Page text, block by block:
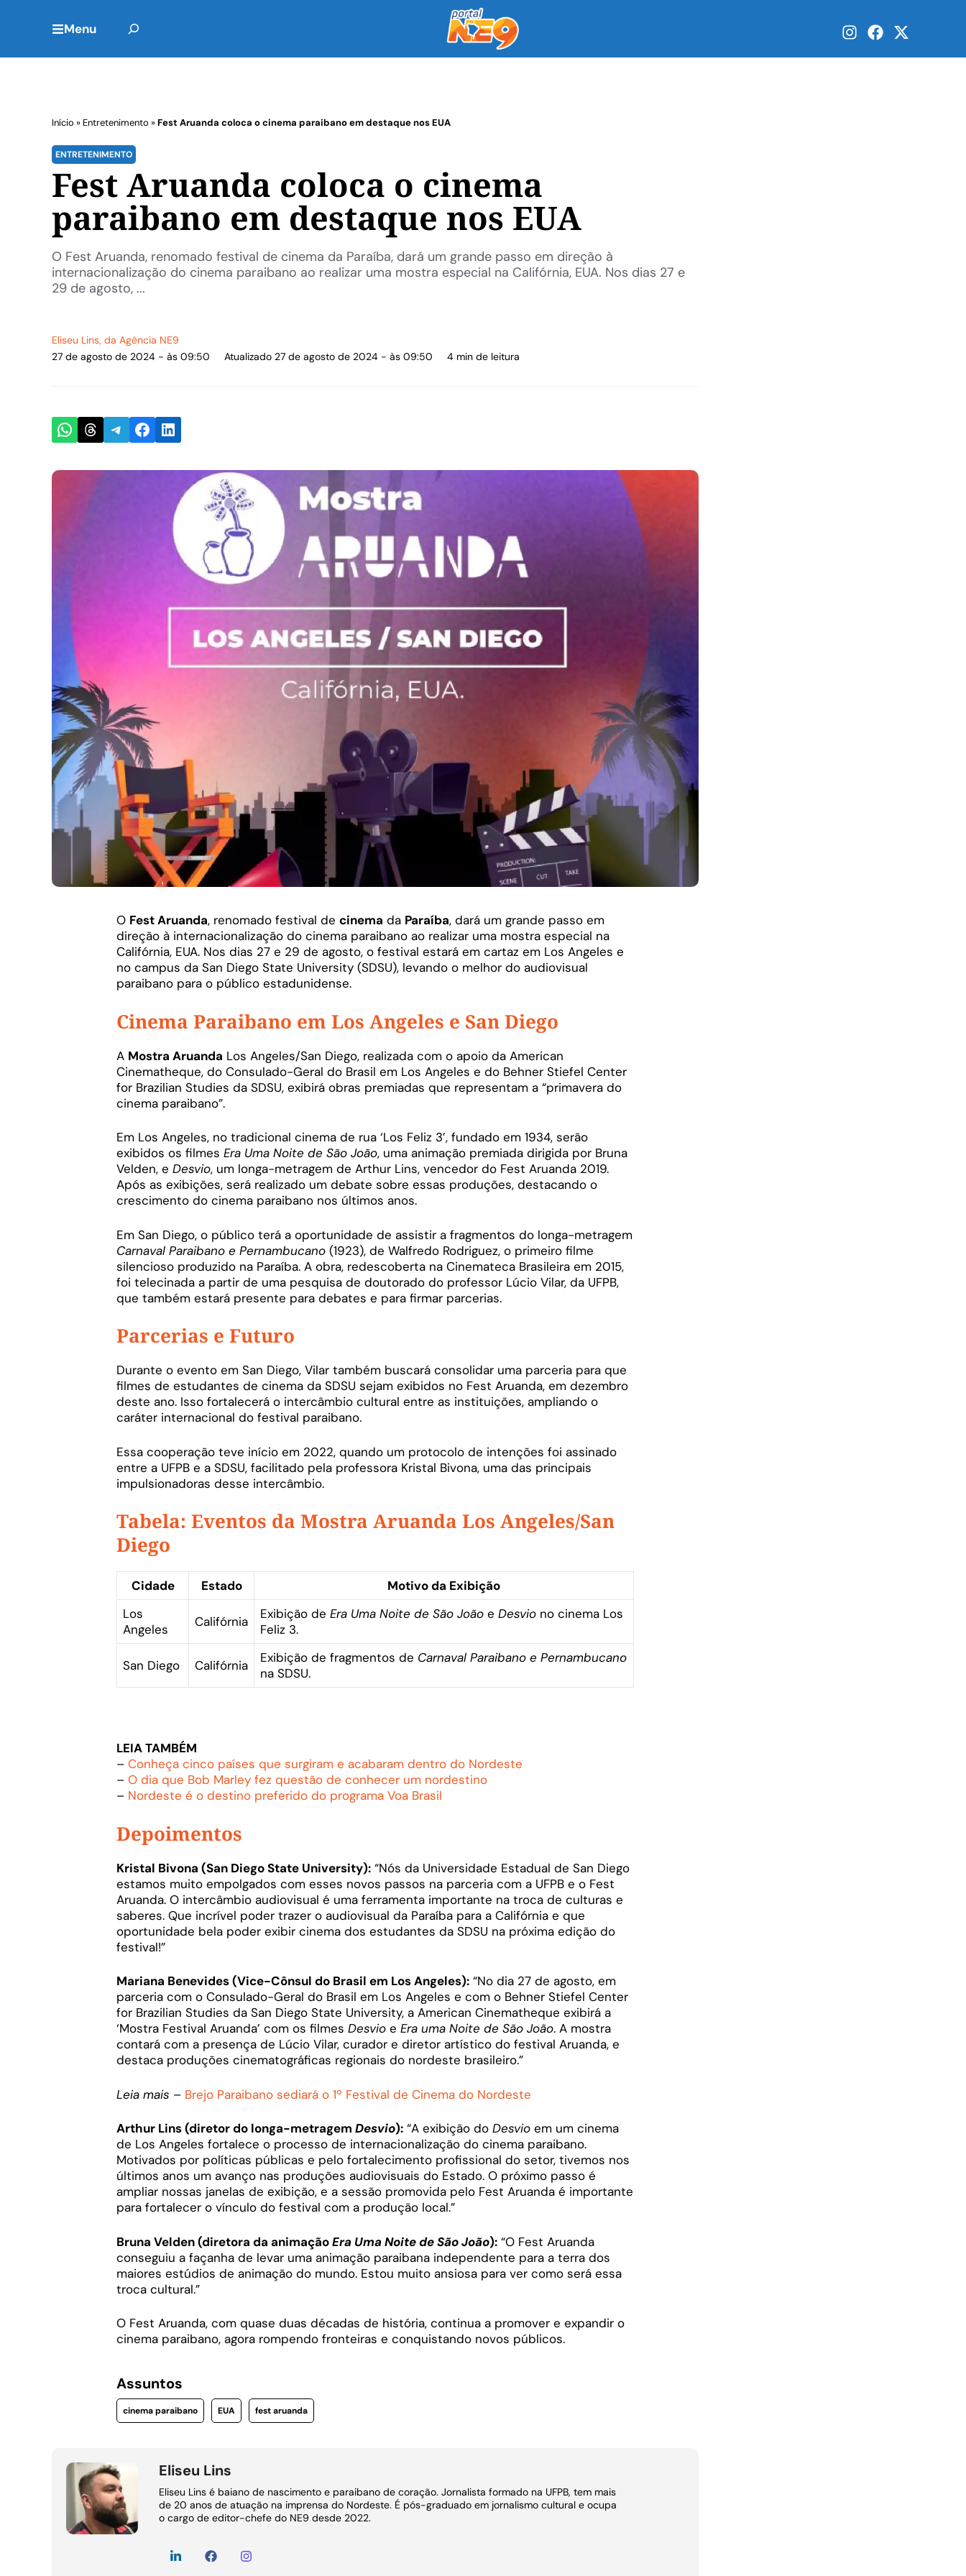
Menu
Início » Entretenimento »Fest Aruanda coloca o cinema paraibano em destaque nos EUA
ENTRETENIMENTO
Fest Aruanda coloca o cinema
paraibano em destaque nos EUA
O Fest Aruanda, renomado festival de cinema da Paraíba, dará um grande passo em direção à
internacionalização do cinema paraibano ao realizar uma mostra especial na Califórnia, EUA. Nos dias 27 e
29 de agosto, ...
Eliseu Lins, da Agência NE9
27 de agosto de 2024 - às 09:50
Atualizado 27 de agosto de 2024 - às 09:50 4 min de leitura
Share on WhatsApp
Share on Threads
Share on Telegram
Share on Facebook
Share on LinkedIn
O Fest Aruanda, renomado festival de cinema da Paraíba, dará um grande passo em
direção à internacionalização do cinema paraibano ao realizar uma mostra especial na
Califórnia, EUA. Nos dias 27 e 29 de agosto, o festival estará em cartaz em Los Angeles e
no campus da San Diego State University (SDSU), levando o melhor do audiovisual
paraibano para o público estadunidense.
Cinema Paraibano em Los Angeles e San Diego
A Mostra Aruanda Los Angeles/San Diego, realizada com o apoio da American
Cinematheque, do Consulado-Geral do Brasil em Los Angeles e do Behner Stiefel Center
for Brazilian Studies da SDSU, exibirá obras premiadas que representam a “primavera do
cinema paraibano”.
Em Los Angeles, no tradicional cinema de rua ‘Los Feliz 3’, fundado em 1934, serão
exibidos os filmes Era Uma Noite de São João, uma animação premiada dirigida por Bruna
Velden, e Desvio, um longa-metragem de Arthur Lins, vencedor do Fest Aruanda 2019.
Após as exibições, será realizado um debate sobre essas produções, destacando o
crescimento do cinema paraibano nos últimos anos.
Em San Diego, o público terá a oportunidade de assistir a fragmentos do longa-metragem
Carnaval Paraibano e Pernambucano (1923), de Walfredo Rodriguez, o primeiro filme
silencioso produzido na Paraíba. A obra, redescoberta na Cinemateca Brasileira em 2015,
foi telecinada a partir de uma pesquisa de doutorado do professor Lúcio Vilar, da UFPB,
que também estará presente para debates e para firmar parcerias.
Parcerias e Futuro
Durante o evento em San Diego, Vilar também buscará consolidar uma parceria para que
filmes de estudantes de cinema da SDSU sejam exibidos no Fest Aruanda, em dezembro
deste ano. Isso fortalecerá o intercâmbio cultural entre as instituições, ampliando o
caráter internacional do festival paraibano.
Essa cooperação teve início em 2022, quando um protocolo de intenções foi assinado
entre a UFPB e a SDSU, facilitado pela professora Kristal Bivona, uma das principais
impulsionadoras desse intercâmbio.
Tabela: Eventos da Mostra Aruanda Los Angeles/San
Diego
Cidade Estado
Motivo da Exibição
Los
Angeles
Califórnia Exibição de Era Uma Noite de São João e Desvio no cinema Los
Feliz 3.
San Diego Califórnia Exibição de fragmentos de Carnaval Paraibano e Pernambucano
na SDSU.
LEIA TAMBÉM
– Conheça cinco países que surgiram e acabaram dentro do Nordeste
– O dia que Bob Marley fez questão de conhecer um nordestino
– Nordeste é o destino preferido do programa Voa Brasil
Depoimentos
Kristal Bivona (San Diego State University): “Nós da Universidade Estadual de San Diego
estamos muito empolgados com esses novos passos na parceria com a UFPB e o Fest
Aruanda. O intercâmbio audiovisual é uma ferramenta importante na troca de culturas e
saberes. Que incrível poder trazer o audiovisual da Paraíba para a Califórnia e que
oportunidade bela poder exibir cinema dos estudantes da SDSU na próxima edição do
festival!”
Mariana Benevides (Vice-Cônsul do Brasil em Los Angeles): “No dia 27 de agosto, em
parceria com o Consulado-Geral do Brasil em Los Angeles e com o Behner Stiefel Center
for Brazilian Studies da San Diego State University, a American Cinematheque exibirá a
‘Mostra Festival Aruanda’ com os filmes Desvio e Era uma Noite de São João. A mostra
contará com a presença de Lúcio Vilar, curador e diretor artístico do festival Aruanda, e
destaca produções cinematográficas regionais do nordeste brasileiro.”
Leia mais – Brejo Paraibano sediará o 1º Festival de Cinema do Nordeste
Arthur Lins (diretor do longa-metragem Desvio): “A exibição do Desvio em um cinema
de Los Angeles fortalece o processo de internacionalização do cinema paraibano.
Motivados por políticas públicas e pelo fortalecimento profissional do setor, tivemos nos
últimos anos um avanço nas produções audiovisuais do Estado. O próximo passo é
ampliar nossas janelas de exibição, e a sessão promovida pelo Fest Aruanda é importante
para fortalecer o vínculo do festival com a produção local.”
Bruna Velden (diretora da animaçãoEra Uma Noite de São João): “O Fest Aruanda
conseguiu a façanha de levar uma animação paraibana independente para a terra dos
maiores estúdios de animação do mundo. Estou muito ansiosa para ver como será essa
troca cultural.”
O Fest Aruanda, com quase duas décadas de história, continua a promover e expandir o
cinema paraibano, agora rompendo fronteiras e conquistando novos públicos.
Assuntos
cinema paraibano EUA fest aruanda
Eliseu Lins
Eliseu Lins é baiano de nascimento e paraibano de coração. Jornalista formado na UFPB, tem mais
de 20 anos de atuação na imprensa do Nordeste. É pós-graduado em jornalismo cultural e ocupa
o cargo de editor-chefe do NE9 desde 2022.